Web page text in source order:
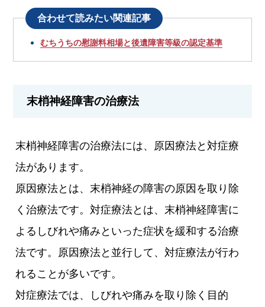
合わせて読みたい関連記事
むちうちの慰謝料相場と後遺障害等級の認定基準
末梢神経障害の治療法
末梢神経障害の治療法には、原因療法と対症療
法があります。
原因療法とは、末梢神経の障害の原因を取り除
く治療法です。対症療法とは、末梢神経障害に
よるしびれや痛みといった症状を緩和する治療
法です。原因療法と並行して、対症療法が行わ
れることが多いです。
対症療法では、しびれや痛みを取り除く目的